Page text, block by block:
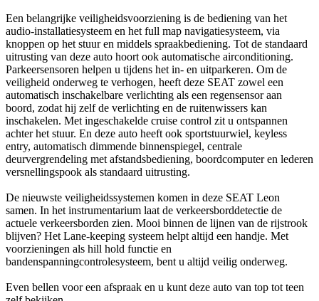
Een belangrijke veiligheidsvoorziening is de bediening van het
audio-installatiesysteem en het full map navigatiesysteem, via
knoppen op het stuur en middels spraakbediening. Tot de standaard
uitrusting van deze auto hoort ook automatische airconditioning.
Parkeersensoren helpen u tijdens het in- en uitparkeren. Om de
veiligheid onderweg te verhogen, heeft deze SEAT zowel een
automatisch inschakelbare verlichting als een regensensor aan
boord, zodat hij zelf de verlichting en de ruitenwissers kan
inschakelen. Met ingeschakelde cruise control zit u ontspannen
achter het stuur. En deze auto heeft ook sportstuurwiel, keyless
entry, automatisch dimmende binnenspiegel, centrale
deurvergrendeling met afstandsbediening, boordcomputer en lederen
versnellingspook als standaard uitrusting.
De nieuwste veiligheidssystemen komen in deze SEAT Leon
samen. In het instrumentarium laat de verkeersborddetectie de
actuele verkeersborden zien. Mooi binnen de lijnen van de rijstrook
blijven? Het Lane-keeping systeem helpt altijd een handje. Met
voorzieningen als hill hold functie en
bandenspanningcontrolesysteem, bent u altijd veilig onderweg.
Even bellen voor een afspraak en u kunt deze auto van top tot teen